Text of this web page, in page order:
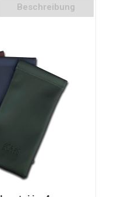
Beschreibung